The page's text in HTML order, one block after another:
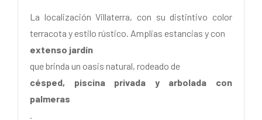
La localización Villaterra, con su distintivo color
terracota y estilo rústico. Amplias estancias y con
extenso jardín
que brinda un oasis natural, rodeado de
césped, piscina privada y arbolada con
palmeras
.